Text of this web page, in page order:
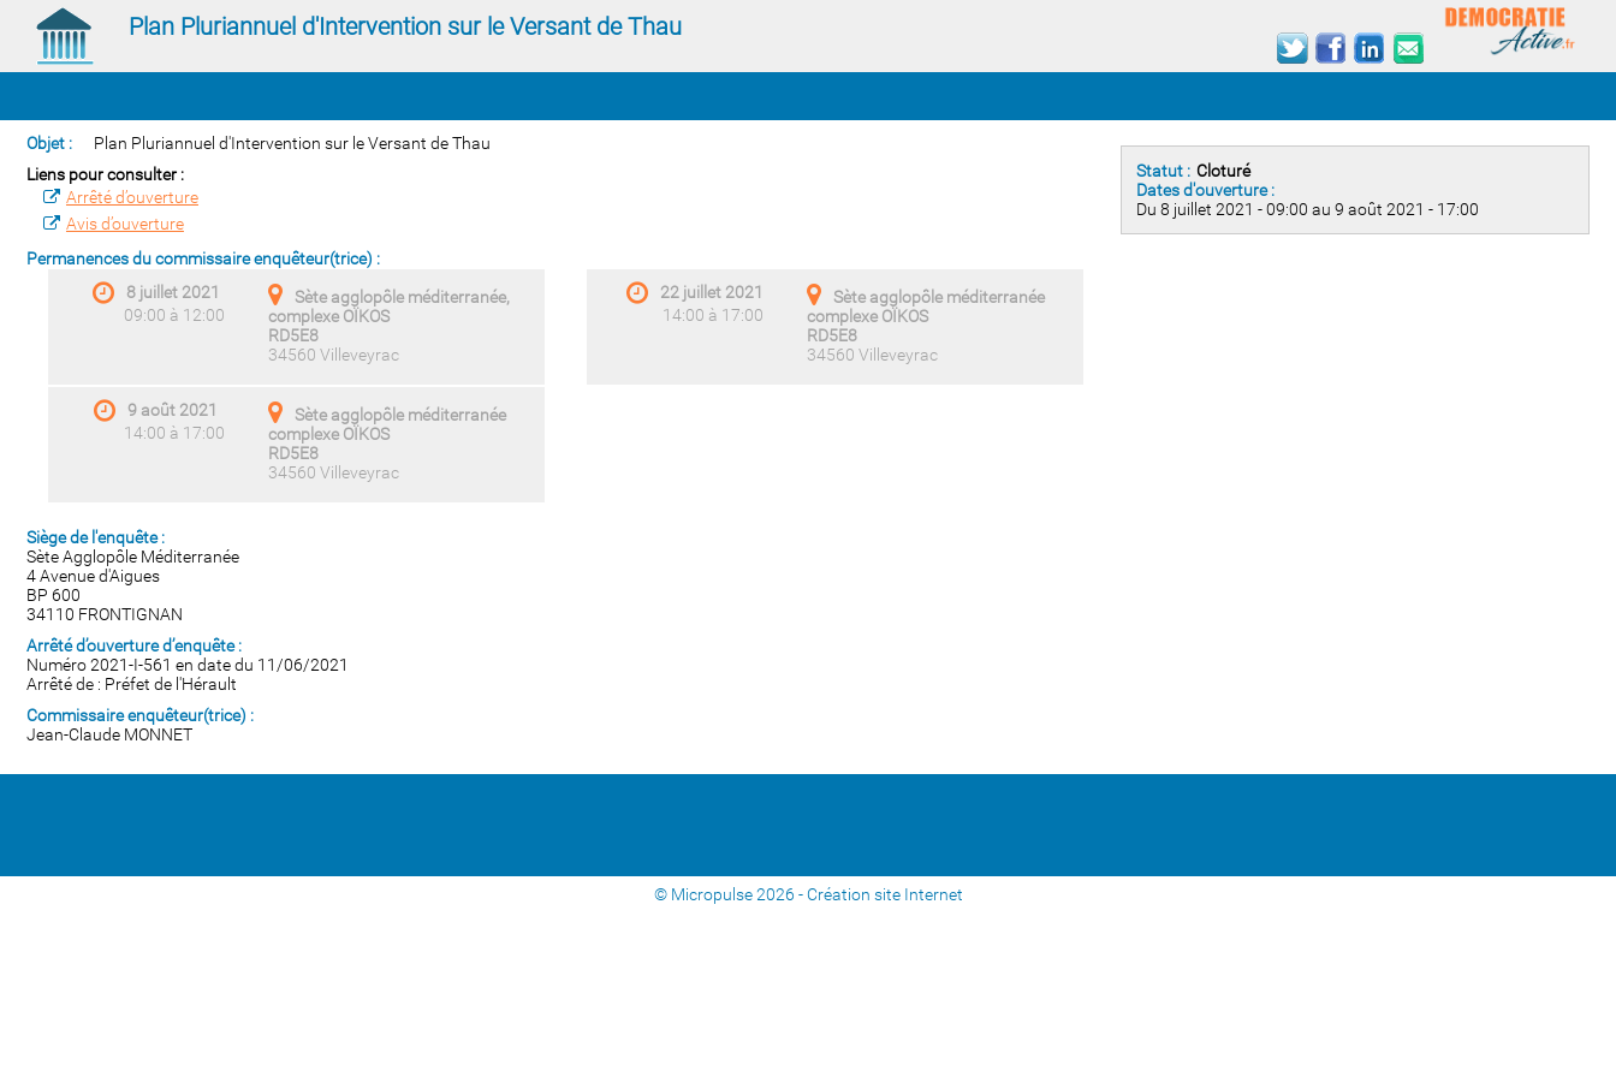
Plan Pluriannuel d'Intervention sur le Versant de Thau
Objet :
Plan Pluriannuel d'Intervention sur le Versant de Thau
Liens pour consulter :
Arrêté d’ouverture
Avis d’ouverture
Permanences du commissaire enquêteur(trice) :
8 juillet 2021
09:00 à 12:00
Sète agglopôle méditerranée,
complexe OÏKOS
RD5E8
34560 Villeveyrac
22 juillet 2021
14:00 à 17:00
Sète agglopôle méditerranée
complexe OÏKOS
RD5E8
34560 Villeveyrac
9 août 2021
14:00 à 17:00
Sète agglopôle méditerranée
complexe OÏKOS
RD5E8
34560 Villeveyrac
Siège de l'enquête :
Sète Agglopôle Méditerranée
4 Avenue d'Aigues
BP 600
34110 FRONTIGNAN
Arrêté d’ouverture d’enquête :
Numéro 2021-I-561 en date du 11/06/2021
Arrêté de : Préfet de l'Hérault
Commissaire enquêteur(trice) :
Jean-Claude MONNET
Statut : Cloturé
Dates d'ouverture :
Du 8 juillet 2021 - 09:00 au 9 août 2021 - 17:00
© Micropulse 2026 -Création site Internet